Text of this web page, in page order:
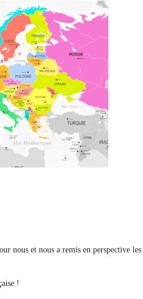
nous et nous a remis en perspective les
!